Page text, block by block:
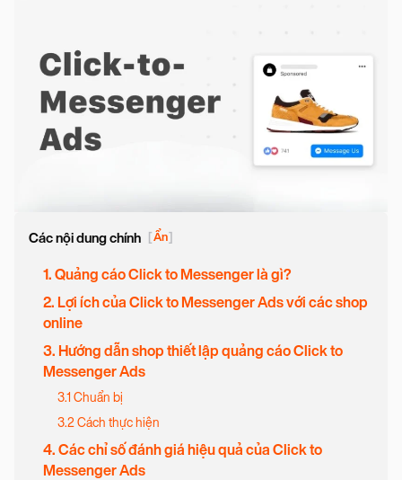
Các nội dung chính [Ẩn]
1. Quảng cáo Click to Messenger là gì?
2. Lợi ích của Click to Messenger Ads với các shop
online
3. Hướng dẫn shop thiết lập quảng cáo Click to
Messenger Ads
3.1 Chuẩn bị
3.2 Cách thực hiện
4. Các chỉ số đánh giá hiệu quả của Click to
Messenger Ads